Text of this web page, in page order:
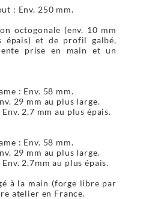
: Env. 250 mm.
octogonale (env. 10 mm
épais) et de profil galbé,
prise en main et un
: Env. 58 mm.
29 mm au plus large.
2,7 mm au plus épais.
: Env. 58 mm.
29 mm au plus large.
2,7mm au plus épais.
à la main (forge libre par
atelier en France.